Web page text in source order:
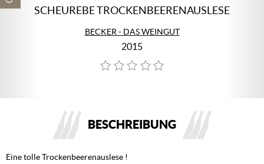
SCHEUREBE TROCKENBEERENAUSLESE
BECKER - DAS WEINGUT
2015
BESCHREIBUNG
Eine tolle Trockenbeerenauslese !